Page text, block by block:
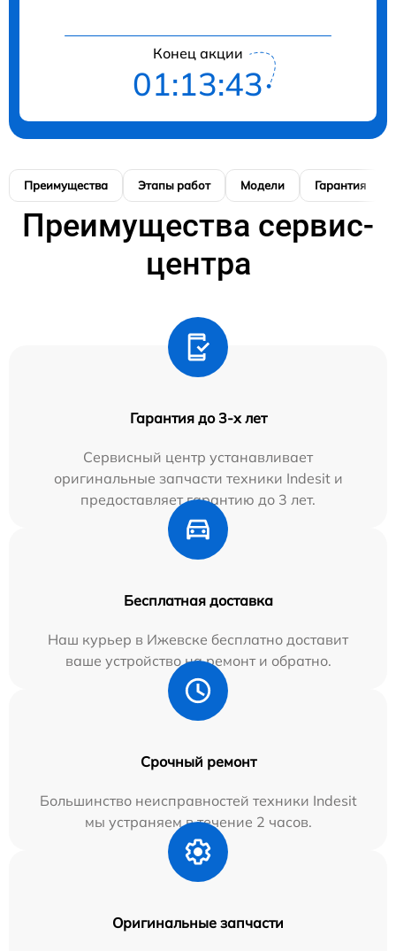
Конец акции
01:13:42
Преимущества Этапы работ Модели Гарантия
Преимущества сервис-
центра
Гарантия до 3-х лет
Сервисный центр устанавливает
оригинальные запчасти техники Indesit и
предоставляет гарантию до 3 лет.
Бесплатная доставка
Наш курьер в Ижевске бесплатно доставит
ваше устройство на ремонт и обратно.
Срочный ремонт
Большинство неисправностей техники Indesit
мы устраняем в течение 2 часов.
Оригинальные запчасти